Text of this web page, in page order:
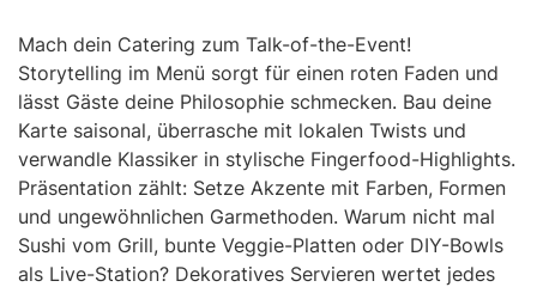
Mach dein Catering zum Talk-of-the-Event!
Storytelling im Menü sorgt für einen roten Faden und
lässt Gäste deine Philosophie schmecken. Bau deine
Karte saisonal, überrasche mit lokalen Twists und
verwandle Klassiker in stylische Fingerfood-Highlights.
Präsentation zählt: Setze Akzente mit Farben, Formen
und ungewöhnlichen Garmethoden. Warum nicht mal
Sushi vom Grill, bunte Veggie-Platten oder DIY-Bowls
als Live-Station? Dekoratives Servieren wertet jedes